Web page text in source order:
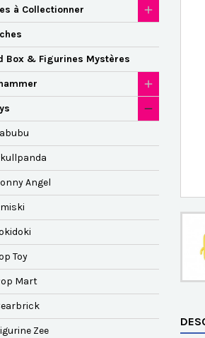
à Collectionner
Box & Figurines Mystères
Angel
Toy
Mart
Zee